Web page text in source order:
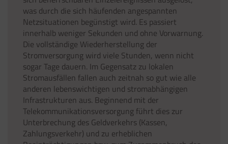
was durch die sich häufenden angespannten
Netzsituationen begünstigt wird. Es passiert
innerhalb weniger Sekunden und ohne Vorwarnung.
Die vollständige Wiederherstellung der
Stromversorgung wird viele Stunden, wenn nicht
sogar Tage dauern. Im Gegensatz zu lokalen
Stromausfällen fallen auch zeitnah so gut wie alle
anderen lebenswichtigen und stromabhängigen
Infrastrukturen aus. Beginnend mit der
Telekommunikationsversorgung führt dies zur
Unterbrechung des Geldverkehrs (Kassen,
Zahlungsverkehr) und zu erheblichen